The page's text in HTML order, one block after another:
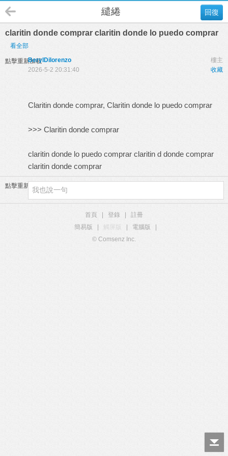
回復
繾綣
claritin donde comprar claritin donde lo puedo comprar
看全部
點擊重新加載 樓主
BerylDilorenzo
收藏
2026-5-2 20:31:40
Claritin donde comprar, Claritin donde lo puedo comprar
>>> Claritin donde comprar
claritin donde lo puedo comprar claritin d donde comprar
claritin donde comprar
點擊重新加載
首頁 登錄
註冊
簡易版
觸屏版 電腦版
© Comsenz Inc.